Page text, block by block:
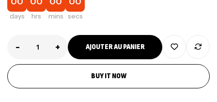
days hrs mins secs
- + AJOUTER AU PANIER
BUY IT NOW